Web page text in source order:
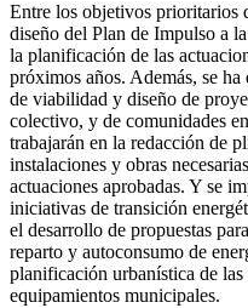
Entre los objetivos prioritarios
diseño del Plan de Impulso a
la planificación de las
próximos años. Además, se
de viabilidad y diseño de
colectivo, y de comunidades
trabajarán en la redacción de
instalaciones y obras
actuaciones aprobadas. Y se
iniciativas de transición
el desarrollo de propuestas
reparto y autoconsumo de
planificación urbanística de
equipamientos municipales.